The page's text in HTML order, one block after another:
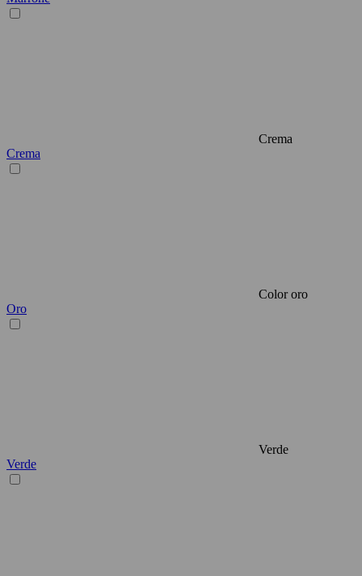
Crema
Crema
Color oro
Oro
Verde
Verde